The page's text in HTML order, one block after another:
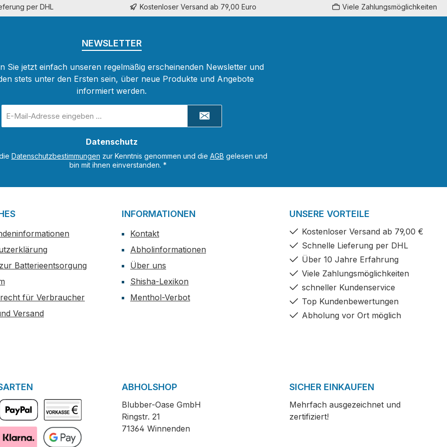
per DHL Kostenloser Versand ab 79,00 Euro Viele Zahlungsmöglichkeiten
NEWSLETTER
Sie jetzt einfach unseren regelmäßig erscheinenden Newsletter und
stets unter den Ersten sein, über neue Produkte und Angebote
informiert werden.
Mail-
Datenschutz
Datenschutzbestimmungen zur Kenntnis genommen und die AGB gelesen und
bin mit ihnen einverstanden. *
Batterieentsorgung
für Verbraucher
Versand
INFORMATIONEN
Kontakt
Abholinformationen
Über uns
Shisha-Lexikon
Menthol-Verbot
UNSERE VORTEILE
Kostenloser Versand ab 79,00 €
Schnelle Lieferung per DHL
Über 10 Jahre Erfahrung
Viele Zahlungsmöglichkeiten
schneller Kundenservice
Top Kundenbewertungen
Abholung vor Ort möglich
Vorkasse
ABHOLSHOP
Blubber-Oase GmbH
Ringstr. 21
71364 Winnenden
SICHER EINKAUFEN
Mehrfach ausgezeichnet und
zertifiziert!